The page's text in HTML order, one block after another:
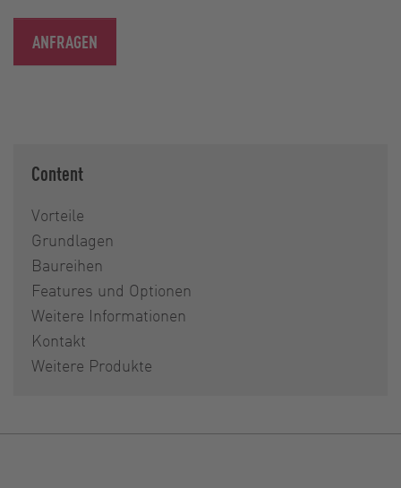
ANFRAGEN
Content
Vorteile
Grundlagen
Baureihen
Features und Optionen
Weitere Informationen
Kontakt
Weitere Produkte